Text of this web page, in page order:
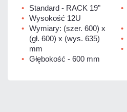
Standard - RACK 19"
Wysokość 12U
Wymiary: (szer. 600) x
(gł. 600) x (wys. 635)
mm
Głębokość - 600 mm